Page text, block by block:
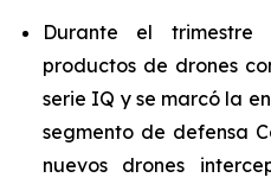
Durante el trimestre
productos de drones
serie IQ y se marcó la
segmento de defensa
nuevos drones